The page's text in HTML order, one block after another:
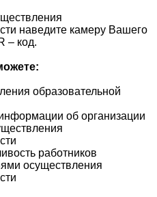
наведите камеру Вашего
– код.
образовательной
об организации
работников
осуществления